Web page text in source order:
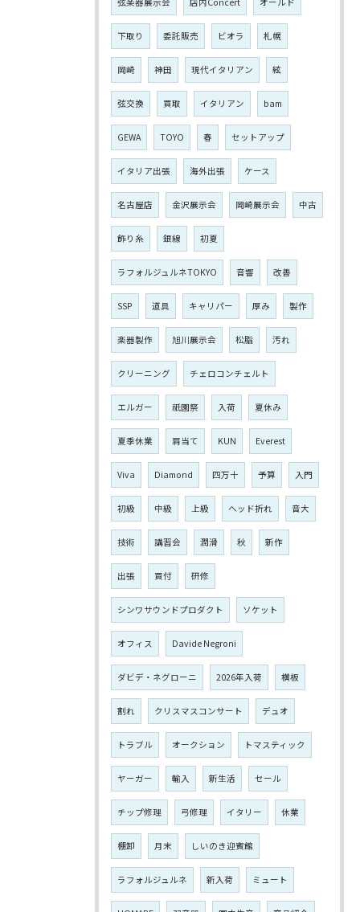
下取り 委託販売 ビオラ 札幌
岡崎 神田 現代イタリアン 絃
弦交換 買取 イタリアン bam
GEWA TOYO 春 セットアップ
イタリア出張 海外出張 ケース
名古屋店 金沢展示会 岡崎展示会 中古
飾り糸 銀線 初夏
ラフォルジュルネTOKYO 音響 改善
SSP 道具 キャリパー 厚み 製作
楽器製作 旭川展示会 松脂 汚れ
クリーニング チェロコンチェルト
エルガー 祇園祭 入荷 夏休み
夏季休業 肩当て KUN Everest
Viva Diamond 四万十 予算 入門
初級 中級 上級 ヘッド折れ 音大
技術 講習会 潤滑 秋 新作
出張 買付 研修
シンワサウンドプロダクト ソケット
オフィス Davide Negroni
ダビデ・ネグローニ 2026年入荷 横板
割れ クリスマスコンサート デュオ
トラブル オークション トマスティック
ヤーガー 輸入 新生活 セール
チップ修理 弓修理 イタリー 休業
棚卸 月末 しいのき迎賓館
ラフォルジュルネ 新入荷 ミュート